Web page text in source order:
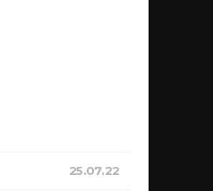
25.07.22